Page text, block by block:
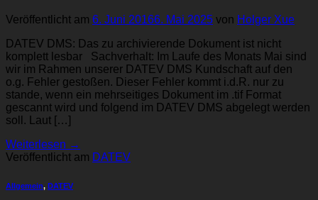
Veröffentlicht am 6. Juni 20166. Mai 2025 von Holger Xue
DATEV DMS: Das zu archivierende Dokument ist nicht
komplett lesbar Sachverhalt: Im Laufe des Monats Mai sind
wir im Rahmen unserer DATEV DMS Kundschaft auf den
o.g. Fehler gestoßen. Dieser Fehler kommt i.d.R. nur zu
stande, wenn ein mehrseitiges Dokument im .tif Format
gescannt wird und folgend im DATEV DMS abgelegt werden
soll. Laut […]
Weiterlesen →
Veröffentlicht am DATEV
Allgemein, DATEV